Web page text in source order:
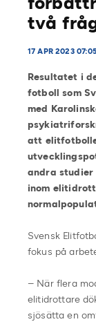
två
17 APR 2023 07:05
Resultatet i
fotboll som
med
att
andra studier
inom
Svensk
fokus på
– När flera
elitidrottare
sjösätta en